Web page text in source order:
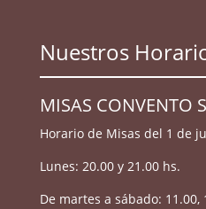
Nuestros
MISAS CONVENTO
Horario de Misas del 1 de
Lunes: 20.00 y 21.00 hs.
De martes a sábado: 11.00,